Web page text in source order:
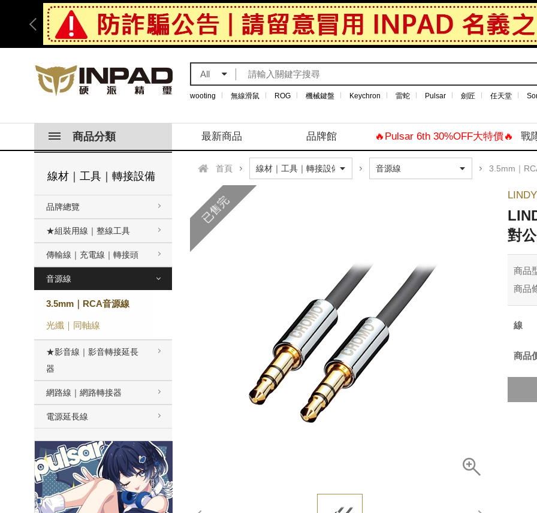
All
wooting 無線滑鼠 ROG 機械鍵盤 Keychron 雷蛇 Pulsar 劍匠 任天堂
商品分類 最新商品 品牌館 🔥Pulsar 6th 30%OFF大特價🔥 戰
線材｜工具｜轉接設備
品牌總覽
★組裝用線｜整線工具
傳輸線｜充電線｜轉接頭
音源線
3.5mm｜RCA音源線
光纖｜同軸線
★影音線｜影音轉接延長
器
網路線｜網路轉接器
電源延長線
首頁 3.5mm｜
已售完
對
商品
商品
商品